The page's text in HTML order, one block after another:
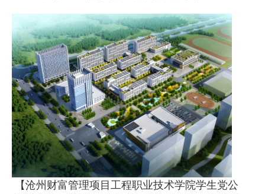
【沧州财富管理项目工程职业技术学院学生党公